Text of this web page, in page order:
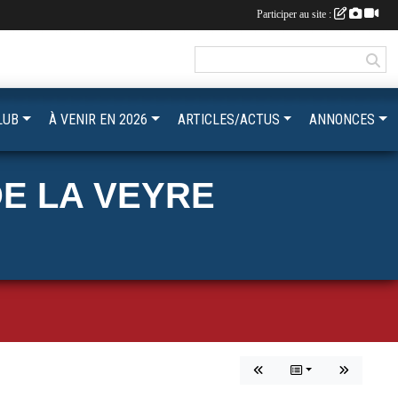
LA VEYRE
À VENIR EN 2026 ARTICLES/ACTUS ANNONCES
Participer au site :